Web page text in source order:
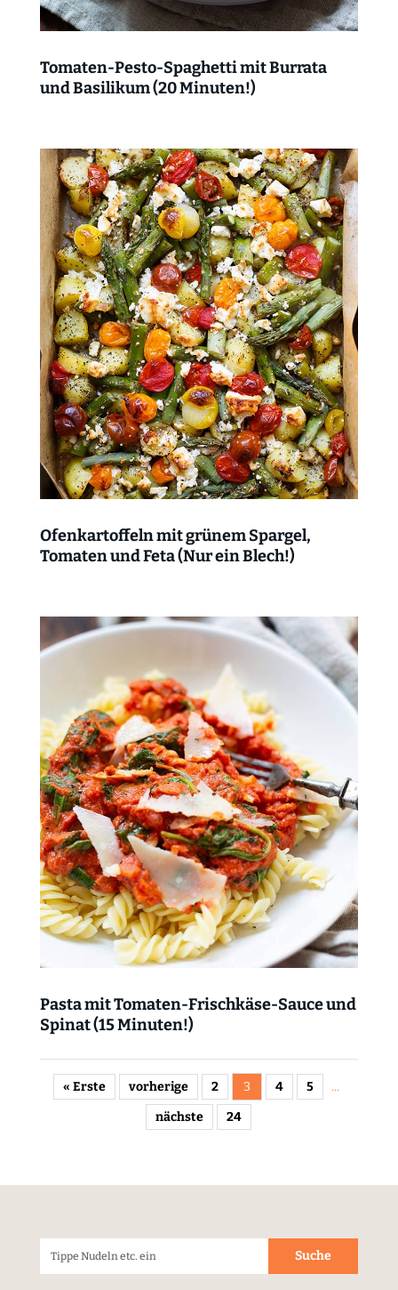
Tomaten-Pesto-Spaghetti mit Burrata
und Basilikum (20 Minuten!)
Ofenkartoffeln mit grünem Spargel,
Tomaten und Feta (Nur ein Blech!)
Pasta mit Tomaten-Frischkäse-Sauce und
Spinat (15 Minuten!)
« Erste vorherige 2 3 4 5
...
nächste
24